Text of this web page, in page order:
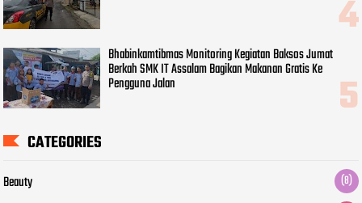
Bhabinkamtibmas Monitoring Kegiatan Baksos Jumat
Berkah SMK IT Assalam Bagikan Makanan Gratis Ke
Pengguna Jalan
CATEGORIES
Beauty (8)